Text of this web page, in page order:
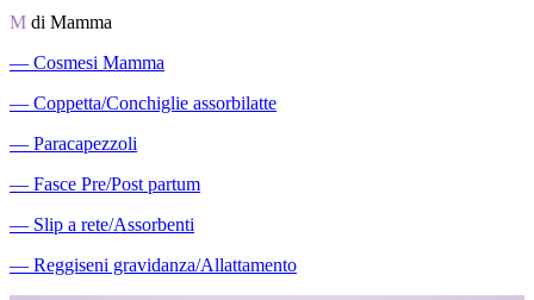
M di Mamma
― Cosmesi Mamma
― Coppetta/Conchiglie assorbilatte
― Paracapezzoli
― Fasce Pre/Post partum
― Slip a rete/Assorbenti
― Reggiseni gravidanza/Allattamento